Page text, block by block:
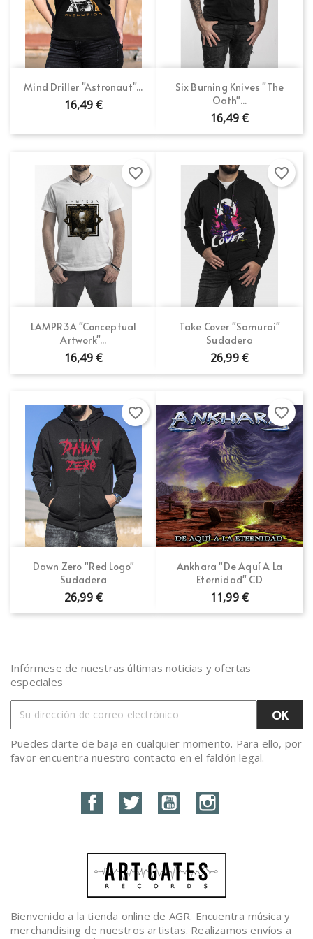
Mind Driller "Astronaut"...
16,49 €
Six Burning Knives "The
Oath"...
16,49 €
LAMPR3A "Conceptual
Artwork"...
16,49 €
favorite_border
Take Cover "Samurai"
Sudadera
26,99 €
favorite_border
Dawn Zero "Red Logo"
Sudadera
26,99 €
favorite_border
Ankhara "De Aquí A La
Eternidad" CD
11,99 €
favorite_border
Infórmese de nuestras últimas noticias y ofertas
especiales
Puedes darte de baja en cualquier momento. Para ello, por
favor encuentra nuestro contacto en el faldón legal.
FacebookTwitter YouTube
Bienvenido a la tienda online de AGR. Encuentra música y
merchandising de nuestros artistas. Realizamos envíos a